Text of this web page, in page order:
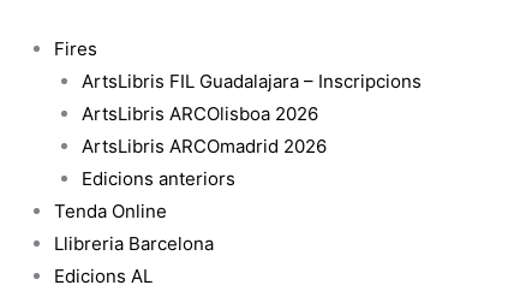
contingut
Fires
ArtsLibris FIL Guadalajara – Inscripcions
ArtsLibris ARCOlisboa 2026
ArtsLibris ARCOmadrid 2026
Edicions anteriors
Tenda Online
Llibreria Barcelona
Edicions AL